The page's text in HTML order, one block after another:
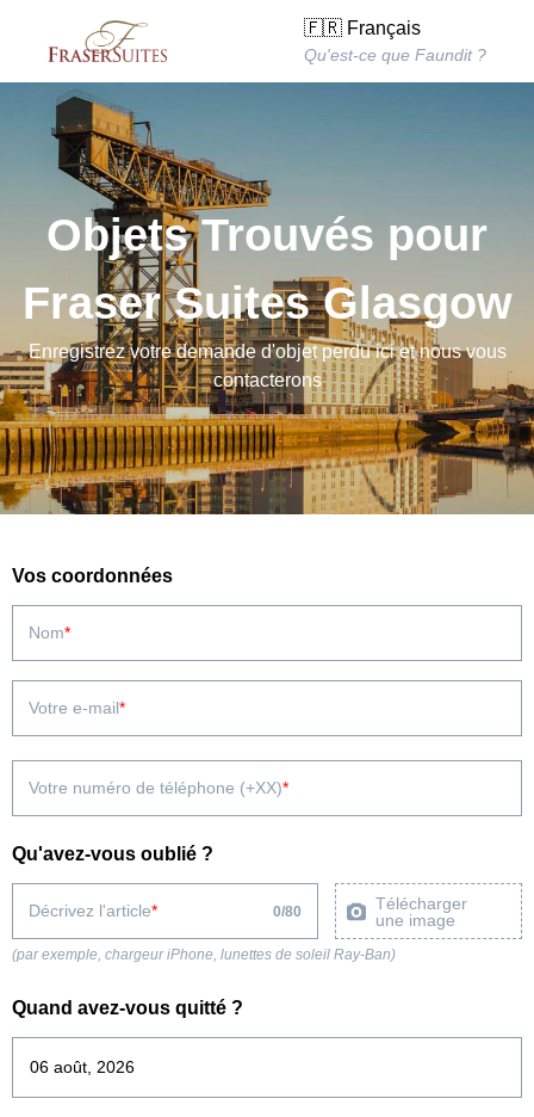
🇫🇷 Français
Qu'est-ce que Faundit ?
Objets Trouvés pour
Fraser Suites Glasgow
Enregistrez votre demande d'objet perdu ici et nous vous
contacterons
Vos coordonnées
Nom
Votre e-mail
Votre numéro de téléphone (+XX)
Qu'avez-vous oublié ?
Décrivez l'article 0/80
Télécharger
une image
(par exemple, chargeur iPhone, lunettes de soleil Ray-Ban)
Quand avez-vous quitté ?